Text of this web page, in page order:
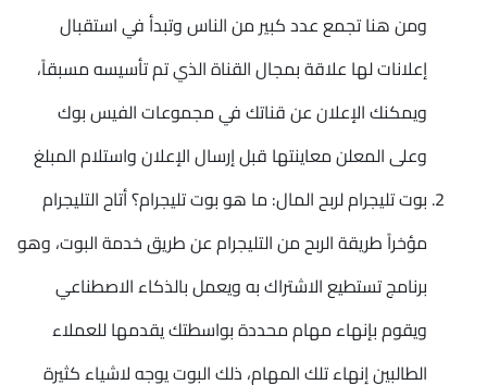
ومن هنا تجمع عدد كبير من الناس وتبدأ في استقبال
إعلانات لها علاقة بمجال القناة الذي تم تأسيسه مسبقاً،
ويمكنك الإعلان عن قناتك في مجموعات الفيس بوك
وعلى المعلن معاينتها قبل إرسال الإعلان واستلام المبلغ
بوت تليجرام لربح المال: ما هو بوت تليجرام؟ أتاح التليجرام
مؤخراً طريقة الربح من التليجرام عن طريق خدمة البوت، وهو
برنامج تستطيع الاشتراك به ويعمل بالذكاء الاصطناعي
ويقوم بإنهاء مهام محددة بواسطتك يقدمها للعملاء
الطالبين إنهاء تلك المهام، ذلك البوت يوجه لاشياء كثيرة